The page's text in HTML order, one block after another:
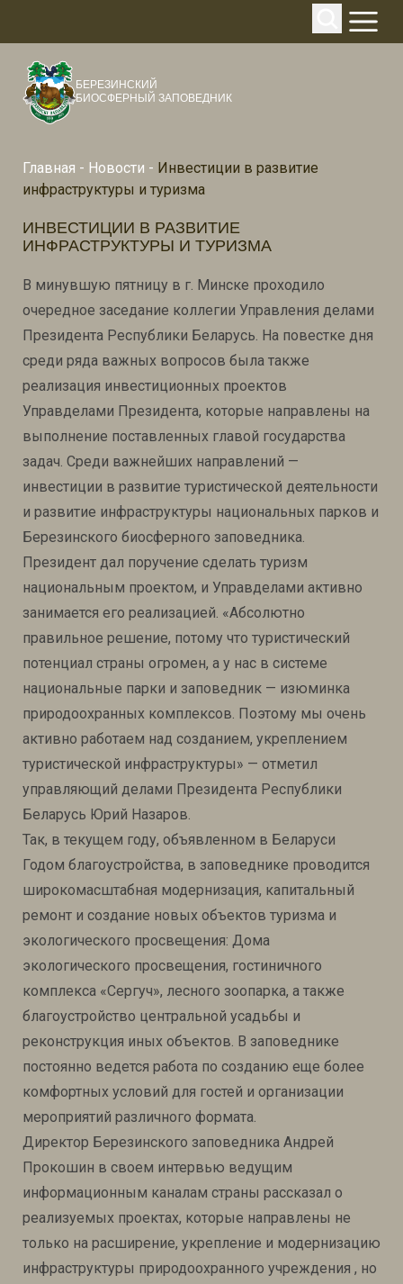
БЕРЕЗИНСКИЙ
БИОСФЕРНЫЙ ЗАПОВЕДНИК
Главная - Новости - Инвестиции в развитие
инфраструктуры и туризма
ИНВЕСТИЦИИ В РАЗВИТИЕ
ИНФРАСТРУКТУРЫ И ТУРИЗМА
В минувшую пятницу в г. Минске проходило
очередное заседание коллегии Управления делами
Президента Республики Беларусь. На повестке дня
среди ряда важных вопросов была также
реализация инвестиционных проектов
Управделами Президента, которые направлены на
выполнение поставленных главой государства
задач. Среди важнейших направлений —
инвестиции в развитие туристической деятельности
и развитие инфраструктуры национальных парков и
Березинского биосферного заповедника.
Президент дал поручение сделать туризм
национальным проектом, и Управделами активно
занимается его реализацией. «Абсолютно
правильное решение, потому что туристический
потенциал страны огромен, а у нас в системе
национальные парки и заповедник — изюминка
природоохранных комплексов. Поэтому мы очень
активно работаем над созданием, укреплением
туристической инфраструктуры» — отметил
управляющий делами Президента Республики
Беларусь Юрий Назаров.
Так, в текущем году, объявленном в Беларуси
Годом благоустройства, в заповеднике проводится
широкомасштабная модернизация, капитальный
ремонт и создание новых объектов туризма и
экологического просвещения: Дома
экологического просвещения, гостиничного
комплекса «Сергуч», лесного зоопарка, а также
благоустройство центральной усадьбы и
реконструкция иных объектов. В заповеднике
постоянно ведется работа по созданию еще более
комфортных условий для гостей и организации
мероприятий различного формата.
Директор Березинского заповедника Андрей
Прокошин в своем интервью ведущим
информационным каналам страны рассказал о
реализуемых проектах, которые направлены не
только на расширение, укрепление и модернизацию
инфраструктуры природоохранного учреждения , но